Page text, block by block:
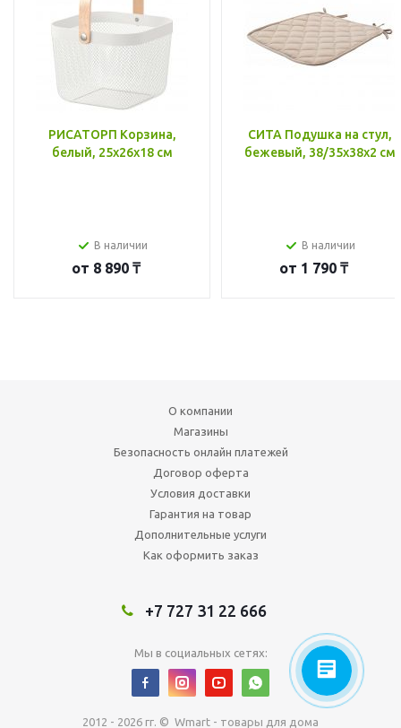
РИСАТОРП Корзина,
белый, 25x26x18 см
В наличии
от 8 890 ₸
СИТА Подушка на стул,
бежевый, 38/35x38x2 см
В наличии
от 1 790 ₸
О компании
Магазины
Безопасность онлайн платежей
Договор оферта
Условия доставки
Гарантия на товар
Дополнительные услуги
Как оформить заказ
+7 727 31 22 666
Мы в социальных сетях:
2012 - 2026 гг. © Wmart - товары для дома